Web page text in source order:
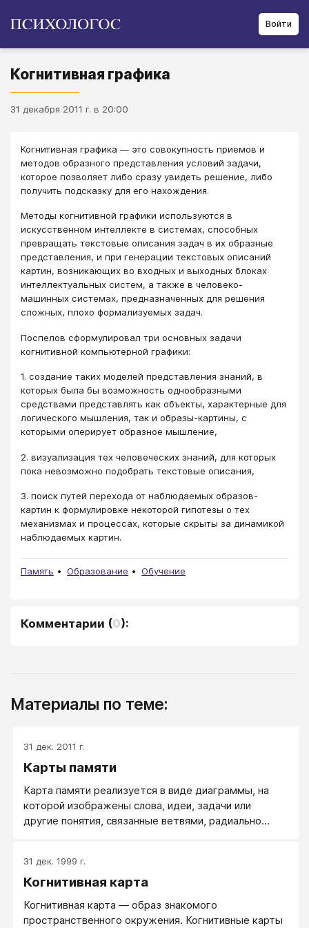
Войти
Когнитивная графика
31 декабря 2011 г. в 20:00
Когнитивная графика — это совокупность приемов и
методов образного представления условий задачи,
которое позволяет либо сразу увидеть решение, либо
получить подсказку для его нахождения.
Методы когнитивной графики используются в
искусственном интеллекте в системах, способных
превращать текстовые описания задач в их образные
представления, и при генерации текстовых описаний
картин, возникающих во входных и выходных блоках
интеллектуальных систем, а также в человеко-
машинных системах, предназначенных для решения
сложных, плохо формализуемых задач.
Поспелов сформулировал три основных задачи
когнитивной компьютерной графики:
1. создание таких моделей представления знаний, в
которых была бы возможность однообразными
средствами представлять как объекты, характерные для
логического мышления, так и образы-картины, с
которыми оперирует образное мышление,
2. визуализация тех человеческих знаний, для которых
пока невозможно подобрать текстовые описания,
3. поиск путей перехода от наблюдаемых образов-
картин к формулировке некоторой гипотезы о тех
механизмах и процессах, которые скрыты за динамикой
наблюдаемых картин.
Память Образование Обучение
Комментарии (0):
Материалы по теме:
31 дек. 2011 г.
Карты памяти
Карта памяти реализуется в виде диаграммы, на
которой изображены слова, идеи, задачи или
другие понятия, связанные ветвями, радиально
мышления», то есть ассоциативного мышления,
опорной точкой которого является центральный
памяти неограниченно расти и дополняться. Карты
31 дек. 1999 г.
Когнитивная карта
Когнитивная карта — образ знакомого
пространственного окружения. Когнитивные карты